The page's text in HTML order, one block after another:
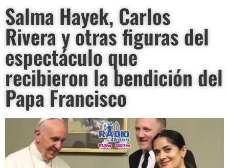
Salma Hayek, Carlos
Rivera y otras figuras del
espectáculo que
recibieron la bendición del
Papa Francisco